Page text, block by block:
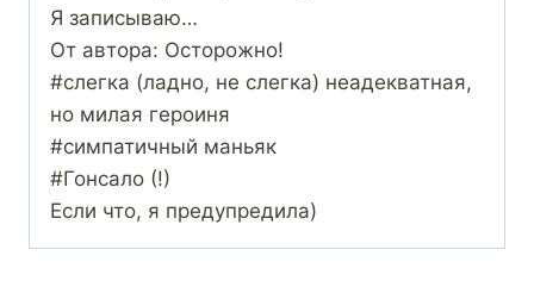
Я записываю…
От автора: Осторожно!
#cлегка (ладно, не слегка) неадекватная,
но милая героиня
#симпатичный маньяк
#Гонсало (!)
Если что, я предупредила)